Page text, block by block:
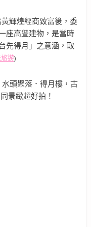
輝煌經商致富後，委
座高聳建物，是當時
先得月」之意涵，取
遊)